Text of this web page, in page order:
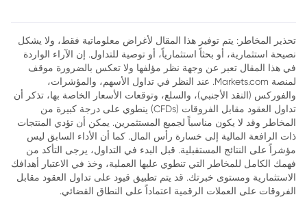
عسكري
تحذير المخاطر: يتم توفير هذا المقال لأغراض معلوماتية فقط، ولا يشكل
نصيحة استثمارية، أو بحثاً استثمارياً، أو توصية للتداول. إن الآراء الواردة
في هذا المقال تعبر عن وجهة نظر مؤلفها ولا تعكس بالضرورة موقف
لمنصة Markets.com. عند النظر في تداول الأسهم، والمؤشرات،
والفوركس (النقد الأجنبي)، والسلع، وتوقعات الأسعار الخاصة بها، تذكر أن
تداول العقود مقابل الفروقات (CFDs) ينطوي على درجة كبيرة من
المخاطر وقد لا يكون مناسباً لجميع المستثمرين. يمكن أن تؤدي المنتجات
ذات الرافعة المالية إلى خسارة رأس المال. كما أن الأداء السابق ليس
مؤشراً على النتائج المستقبلية. قبل البدء في التداول، يرجى التأكد من
فهمك الكامل للمخاطر التي تنطوي عليها العملية، وخذ في الاعتبار أهدافك
الاستثمارية ومستوى خبرتك. قد يتم تطبيق قيود على تداول العقود مقابل
الفروقات على العملات الرقمية اعتماداً على النطاق القضائي.